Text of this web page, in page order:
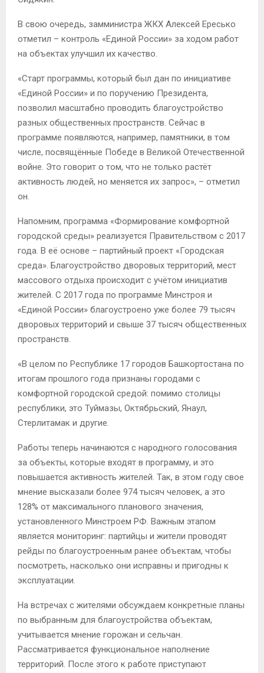
В свою очередь, замминистра ЖКХ Алексей Ересько
отметил – контроль «Единой России» за ходом работ
на объектах улучшил их качество.
«Старт программы, который был дан по инициативе
«Единой России» и по поручению Президента,
позволил масштабно проводить благоустройство
разных общественных пространств. Сейчас в
программе появляются, например, памятники, в том
числе, посвящённые Победе в Великой Отечественной
войне. Это говорит о том, что не только растёт
активность людей, но меняется их запрос», – отметил
он.
Напомним, программа «Формирование комфортной
городской среды» реализуется Правительством с 2017
года. В её основе – партийный проект «Городская
среда». Благоустройство дворовых территорий, мест
массового отдыха происходит c учётом инициатив
жителей. С 2017 года по программе Минстроя и
«Единой России» благоустроено уже более 79 тысяч
дворовых территорий и свыше 37 тысяч общественных
пространств.
«В целом по Республике 17 городов Башкортостана по
итогам прошлого года признаны городами с
комфортной городской средой: помимо столицы
республики, это Туймазы, Октябрьский, Янаул,
Стерлитамак и другие.
Работы теперь начинаются с народного голосования
за объекты, которые входят в программу, и это
повышается активность жителей. Так, в этом году свое
мнение высказали более 974 тысяч человек, а это
128% от максимального планового значения,
установленного Минстроем РФ. Важным этапом
является мониторинг: партийцы и жители проводят
рейды по благоустроенным ранее объектам, чтобы
посмотреть, насколько они исправны и пригодны к
эксплуатации.
На встречах с жителями обсуждаем конкретные планы
по выбранным для благоустройства объектам,
учитывается мнение горожан и сельчан.
Рассматривается функциональное наполнение
территорий. После этого к работе приступают